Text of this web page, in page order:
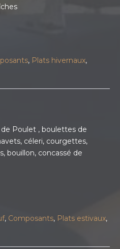
, Plats hivernaux,
Poulet , boulettes de
céleri, courgettes,
bouillon, concassé de
, Composants, Plats estivaux,